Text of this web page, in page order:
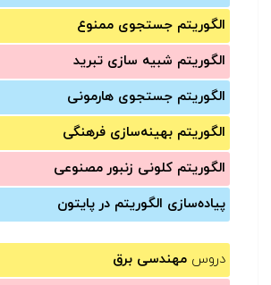
الگوریتم جستجوی ممنوع
الگوریتم شبیه سازی تبرید
الگوریتم جستجوی هارمونی
الگوریتم بهینه‌سازی فرهنگی
الگوریتم کلونی زنبور مصنوعی
پیاده‌سازی الگوریتم در پایتون
دروس مهندسی برق